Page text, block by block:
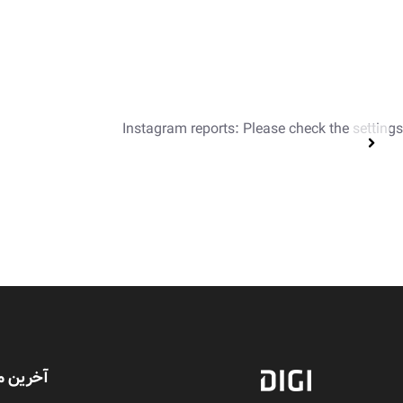
Instagram reports: Please check the settings
آخرین